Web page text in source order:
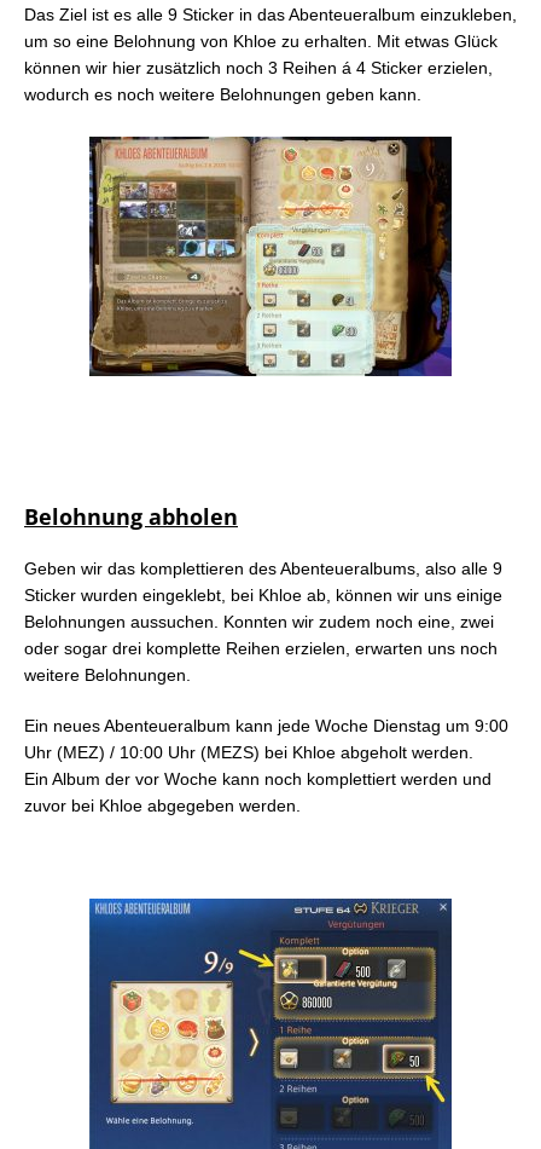
Das Ziel ist es alle 9 Sticker in das Abenteueralbum einzukleben,
um so eine Belohnung von Khloe zu erhalten. Mit etwas Glück
können wir hier zusätzlich noch 3 Reihen á 4 Sticker erzielen,
wodurch es noch weitere Belohnungen geben kann.
Belohnung abholen
Geben wir das komplettieren des Abenteueralbums, also alle 9
Sticker wurden eingeklebt, bei Khloe ab, können wir uns einige
Belohnungen aussuchen. Konnten wir zudem noch eine, zwei
oder sogar drei komplette Reihen erzielen, erwarten uns noch
weitere Belohnungen.
Ein neues Abenteueralbum kann jede Woche Dienstag um 9:00
Uhr (MEZ) / 10:00 Uhr (MEZS) bei Khloe abgeholt werden.
Ein Album der vor Woche kann noch komplettiert werden und
zuvor bei Khloe abgegeben werden.